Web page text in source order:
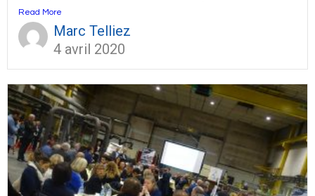
Read More
Marc Telliez
4 avril 2020